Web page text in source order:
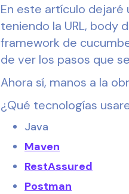
En este artículo
teniendo la URL, body
framework de
de ver los pasos que
Ahora sí, manos a la
¿Qué tecnologías
Java
Maven
RestAssured
Postman